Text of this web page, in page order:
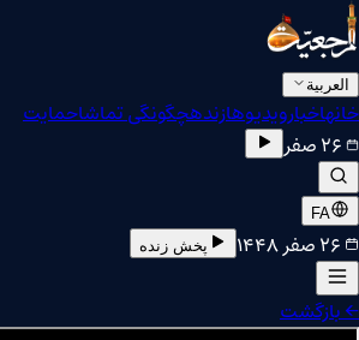
العربية
خانهاخبارویدیوهازندهچگونگی تماشاحمایت
۲۶ صفر
FA
۲۶ صفر ۱۴۴۸ پخش زنده
←بازگشت